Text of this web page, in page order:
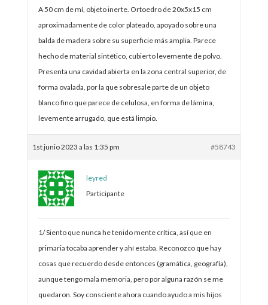
A 50 cm de mí, objeto inerte. Ortoedro de 20x5x15 cm
aproximadamente de color plateado, apoyado sobre una
balda de madera sobre su superficie más amplia. Parece
hecho de material sintético, cubierto levemente de polvo.
Presenta una cavidad abierta en la zona central superior, de
forma ovalada, por la que sobresale parte de un objeto
blanco fino que parece de celulosa, en forma de lámina,
levemente arrugado, que está limpio.
1st junio 2023 a las 1:35 pm #58743
leyred
Participante
1/ Siento que nunca he tenido mente crítica, así que en
primaria tocaba aprender y ahí estaba. Reconozco que hay
cosas que recuerdo desde entonces (gramática, geografía),
aunque tengo mala memoria, pero por alguna razón se me
quedaron. Soy consciente ahora cuando ayudo a mis hijos